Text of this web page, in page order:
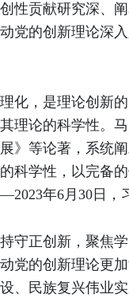
性贡献研究深、
党的创新理论深
化，是理论创新
理论的科学性。
》等论著，系统
科学性，以完备
年6月30日，
守正创新，聚焦
党的创新理论更
、民族复兴伟业